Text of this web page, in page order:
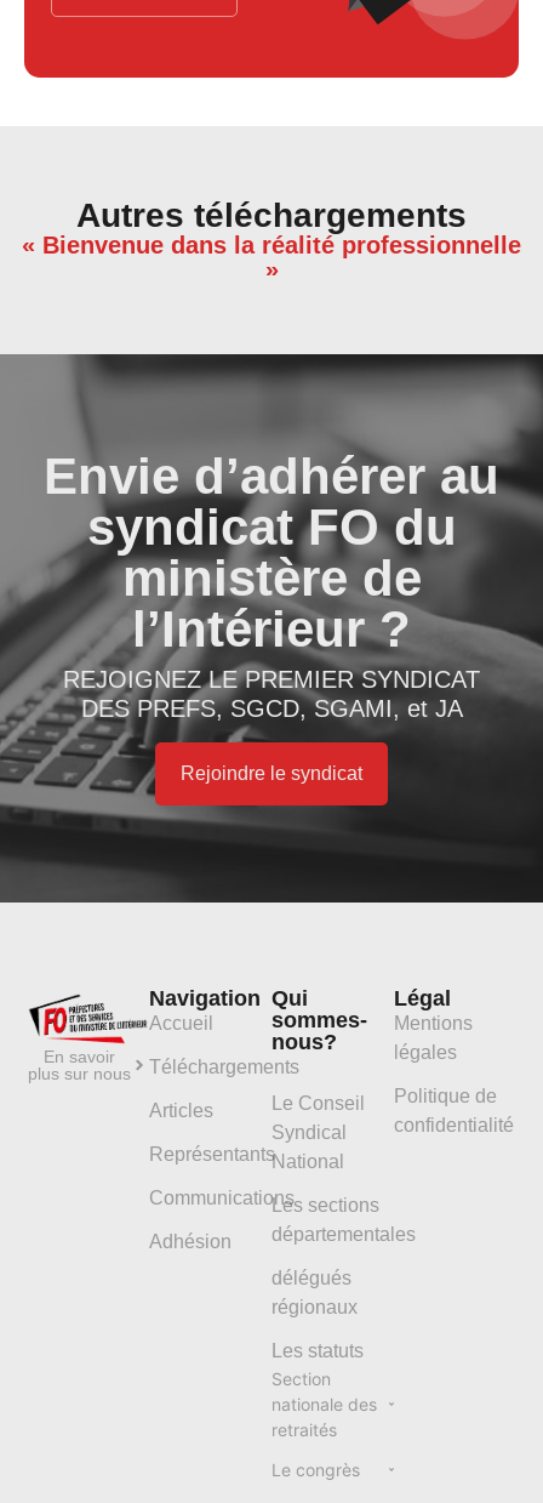
Autres téléchargements
« Bienvenue dans la réalité professionnelle
»
Envie d’adhérer au
syndicat FO du
ministère de
l’Intérieur ?
REJOIGNEZ LE PREMIER SYNDICAT
DES PREFS, SGCD, SGAMI, et JA
Rejoindre le syndicat
En savoir
plus sur nous
Navigation
Accueil
Téléchargements
Articles
Représentants
Communications
Adhésion
Qui
sommes-
nous?
Le Conseil
Syndical
National
Les sections
départementales
délégués
régionaux
Les statuts
Section
nationale des
retraités
Le congrès
Légal
Mentions
légales
Politique de
confidentialité